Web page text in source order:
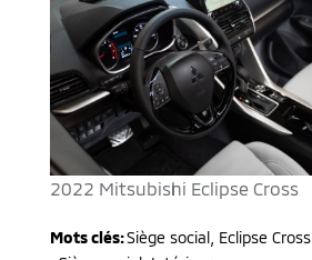
2022 Mitsubishi Eclipse Cross
Mots clés:Siège social, Eclipse Cross,